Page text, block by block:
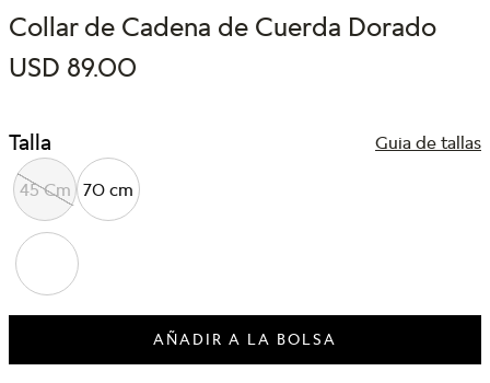
Collar de Cadena de Cuerda Dorado
USD 89.00
Talla Guia de tallas
45 Cm 70 cm
AÑADIR A LA BOLSA